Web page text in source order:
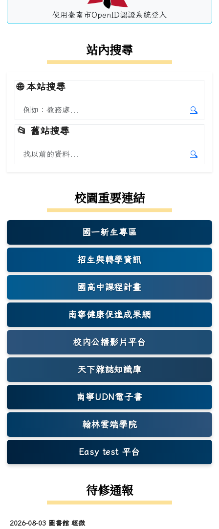
使用臺南市OpenID認證系統登入
站內搜尋
🌐本站搜尋
搜尋本站內容
🔍
開始本
📂 舊站搜尋
搜尋舊站內容
🔍
開始舊
校園重要連結
國一新生專區
(另開新視窗)
招生與轉學資訊
國高中課程計畫
南寧健康促進成果網
(另開新視窗)
校內公播影片平台
天下雜誌知識庫
(另開新視窗)
南寧UDN電子書
翰林雲端學院
Easy test 平台
(另開新視窗)
待修通報
2026-08-03 圖書館 輕微